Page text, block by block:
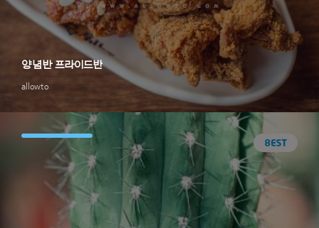
allowto
양념반 프라이드반